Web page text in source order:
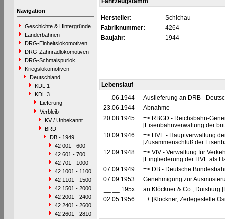
Navigation
Geschichte & Hintergründe
Länderbahnen
DRG-Einheitslokomotiven
DRG-Zahnradlokomotiven
DRG-Schmalspurlok.
Kriegslokomotiven
Deutschland
KDL 1
KDL 3
Lieferung
Verbleib
KV / Unbekannt
BRD
DB - 1949
42 001 - 600
42 601 - 700
42 701 - 1000
42 1001 - 1100
42 1101 - 1500
42 1501 - 2000
42 2001 - 2400
42 2401 - 2600
42 2601 - 2810
Hersteller:
Schichau
Fabriknummer:
4264
Baujahr:
1944
Lebenslauf
__.06.1944
Auslieferung an DRB -
23.06.1944
Abnahme
20.08.1945
=> RBGD - Reichsbahn-
[Eisenbahnverwaltung der
10.09.1946
=> HVE - Hauptverwaltung
[Zusammenschluß der
12.09.1948
=> VfV - Verwaltung für
[Eingliederung der HVE als
07.09.1949
=> DB - Deutsche
07.09.1953
Genehmigung zur
__.__.195x
an Klöckner & Co., Duisburg
02.05.1956
++ [Klöckner, Zerlegestelle